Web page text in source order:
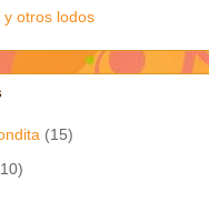
y otros lodos
(15)